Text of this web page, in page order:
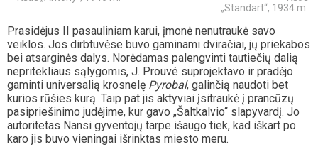
„Standart“, 1934 m.
Prasidėjus II pasauliniam karui, įmonė nenutraukė savo
veiklos. Jos dirbtuvėse buvo gaminami dviračiai, jų priekabos
bei atsarginės dalys. Norėdamas palengvinti tautiečių dalią
nepritekliaus sąlygomis, J. Prouvé suprojektavo ir pradėjo
gaminti universalią krosnelę Pyrobal, galinčią naudoti bet
kurios rūšies kurą. Taip pat jis aktyviai įsitraukė į prancūzų
pasipriešinimo judėjime, kur gavo „Šaltkalvio“ slapyvardį. Jo
autoritetas Nansi gyventojų tarpe išaugo tiek, kad iškart po
karo jis buvo vieningai išrinktas miesto meru.